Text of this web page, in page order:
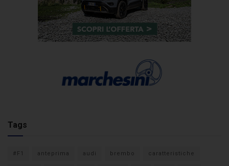
Tags
#F1 anteprima audi brembo caratteristiche